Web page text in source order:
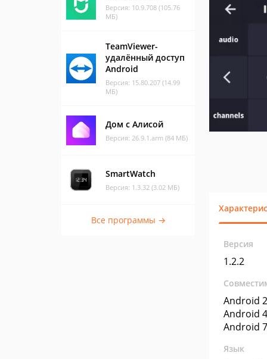
Версия: 10.9.708 (105.76
МБ)
TeamViewer-
удалённый доступ
Android
Версия: 15.80.207 (14.99
МБ)
Дом с Алисой
Версия: 26.9.1.arm (84 МБ)
SmartWatch
Версия: 1.3.32 (3.02 МБ)
Все программы →
Версия
1.2.2
Android
Android
Android
Язык